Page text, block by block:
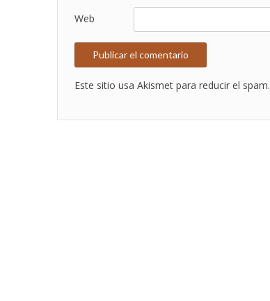
Web
Este sitio usa Akismet para reducir el spam.